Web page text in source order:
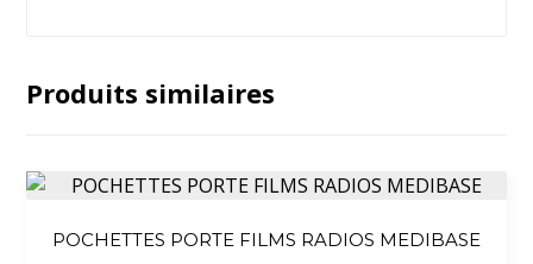
Produits similaires
POCHETTES PORTE FILMS RADIOS MEDIBASE